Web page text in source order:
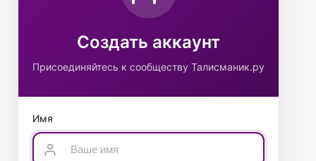
Создать аккаунт
Присоединяйтесь к сообществу Талисманик.ру
Имя